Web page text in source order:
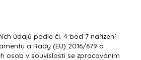
údajů podle čl. 4 bod 7 nařízení
a Rady (EU) 2016/679 o
osob v souvislosti se zpracováním